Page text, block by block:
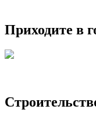
Приходите в